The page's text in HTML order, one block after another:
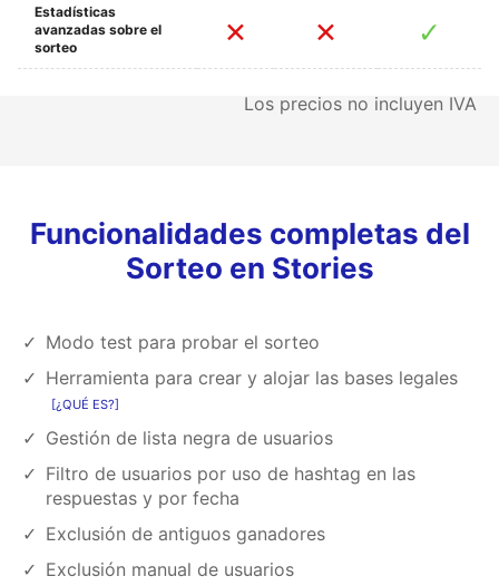
Estadísticas
avanzadas sobre el
sorteo
Los precios no incluyen IVA
Funcionalidades completas del
Sorteo en Stories
Modo test para probar el sorteo
Herramienta para crear y alojar las bases legales
¿QUÉ ES?
Gestión de lista negra de usuarios
Filtro de usuarios por uso de hashtag en las
respuestas y por fecha
Exclusión de antiguos ganadores
Exclusión manual de usuarios